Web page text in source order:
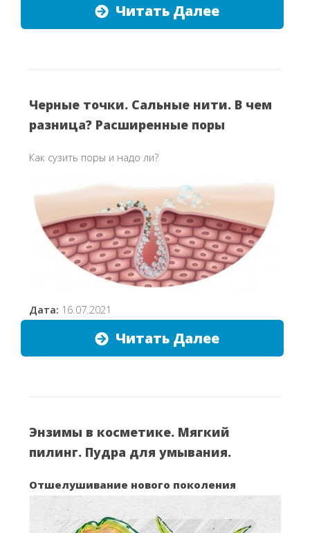
Читать Далее
Черные точки. Сальные нити. В чем
разница? Расширенные поры
Как сузить поры и надо ли?
Дата: 16.07.2021
Читать Далее
Энзимы в косметике. Мягкий
пилинг. Пудра для умывания.
Отшелушивание нового поколения